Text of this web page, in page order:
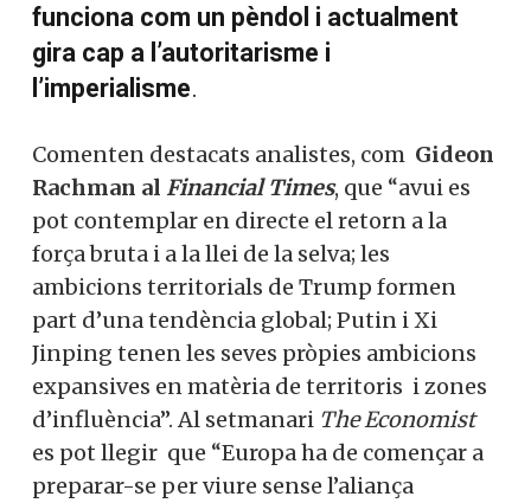
funciona com un pèndol i actualment
gira cap a l’autoritarisme i
l’imperialisme.
Comenten destacats analistes, com Gideon
Rachman al Financial Times, que “avui es
pot contemplar en directe el retorn a la
força bruta i a la llei de la selva; les
ambicions territorials de Trump formen
part d’una tendència global; Putin i Xi
Jinping tenen les seves pròpies ambicions
expansives en matèria de territoris i zones
d’influència”. Al setmanari The Economist
es pot llegir que “Europa ha de començar a
preparar-se per viure sense l’aliança